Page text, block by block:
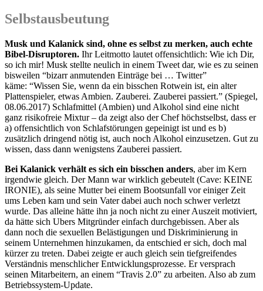
Selbstausbeutung
Musk und Kalanick sind, ohne es selbst zu merken, auch echte
Bibel-Disruptoren. Ihr Leitmotto lautet offensichtlich: Wie ich Dir,
so ich mir! Musk stellte neulich in einem Tweet dar, wie es zu seinen
bisweilen “bizarr anmutenden Einträge bei … Twitter”
käme: “Wissen Sie, wenn da ein bisschen Rotwein ist, ein alter
Plattenspieler, etwas Ambien. Zauberei. Zauberei passiert.” (Spiegel,
08.06.2017) Schlafmittel (Ambien) und Alkohol sind eine nicht
ganz risikofreie Mixtur – da zeigt also der Chef höchstselbst, dass er
a) offensichtlich von Schlafstörungen gepeinigt ist und es b)
zusätzlich dringend nötig ist, auch noch Alkohol einzusetzen. Gut zu
wissen, dass dann wenigstens Zauberei passiert.
Bei Kalanick verhält es sich ein bisschen anders, aber im Kern
irgendwie gleich. Der Mann war wirklich gebeutelt (Cave: KEINE
IRONIE), als seine Mutter bei einem Bootsunfall vor einiger Zeit
ums Leben kam und sein Vater dabei auch noch schwer verletzt
wurde. Das alleine hätte ihn ja noch nicht zu einer Auszeit motiviert,
da hätte sich Ubers Mitgründer einfach durchgebissen. Aber als
dann noch die sexuellen Belästigungen und Diskriminierung in
seinem Unternehmen hinzukamen, da entschied er sich, doch mal
kürzer zu treten. Dabei zeigte er auch gleich sein tiefgreifendes
Verständnis menschlicher Entwicklungsprozesse. Er versprach
seinen Mitarbeitern, an einem “Travis 2.0” zu arbeiten. Also ab zum
Betriebssystem-Update.